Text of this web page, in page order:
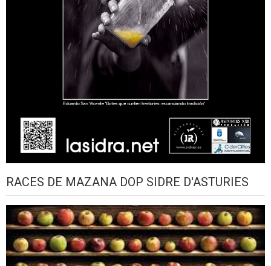
RACES DE MAZANA DOP SIDRE D'ASTURIES